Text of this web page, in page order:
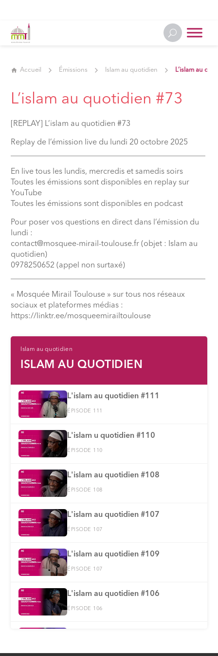
Accueil Émissions Islam au quotidien L’islam au
L’islam au quotidien #73
[REPLAY] L’islam au quotidien #73
Replay de l’émission live du lundi 20 octobre 2025
En live tous les lundis, mercredis et samedis soirs
Toutes les émissions sont disponibles en replay sur
YouTube
Toutes les émissions sont disponibles en podcast
Pour poser vos questions en direct dans l’émission du
lundi :
contact@mosquee-mirail-toulouse.fr (objet : Islam au
quotidien)
0978250652 (appel non surtaxé)
« Mosquée Mirail Toulouse » sur tous nos réseaux
sociaux et plateformes médias :
⁠https://linktr.ee/mosqueemirailtoulouse
Islam au quotidien
ISLAM AU QUOTIDIEN
L'islam au quotidien #111
ÉPISODE 111
L'islam u quotidien #110
ÉPISODE 110
L'islam au quotidien #108
ÉPISODE 108
L'islam au quotidien #107
ÉPISODE 107
L'islam au quotidien #109
ÉPISODE 107
L'islam au quotidien #106
ÉPISODE 106